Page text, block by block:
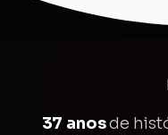
37 anosde